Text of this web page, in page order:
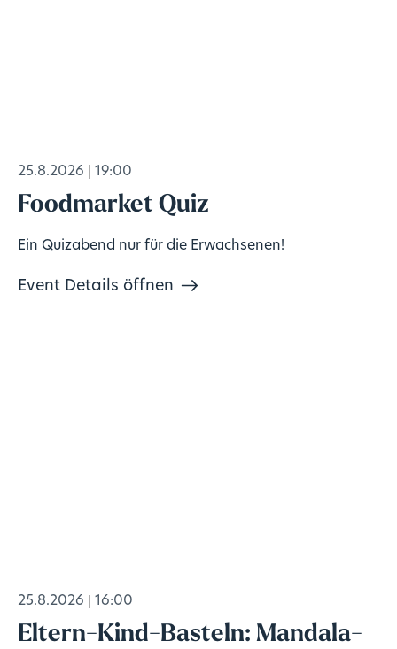
25.8.2026 19:00
Foodmarket Quiz
Ein Quizabend nur für die Erwachsenen!
Event Details öffnen
25.8.2026 16:00
Eltern-Kind-Basteln: Mandala-